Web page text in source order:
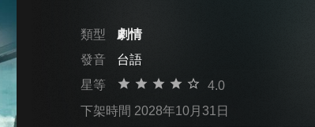
類型
劇情
發音
台語
星等
4.0
下架時間 2028年10月31日